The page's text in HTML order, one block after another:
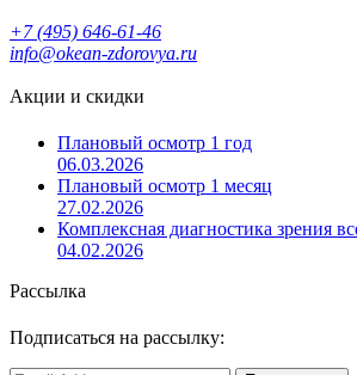
+7 (495) 646-61-46
info@okean-zdorovya.ru
Акции и скидки
Плановый осмотр 1 год
06.03.2026
Плановый осмотр 1 месяц
27.02.2026
Комплексная диагностика зрения
04.02.2026
Рассылка
Подписаться на рассылку: